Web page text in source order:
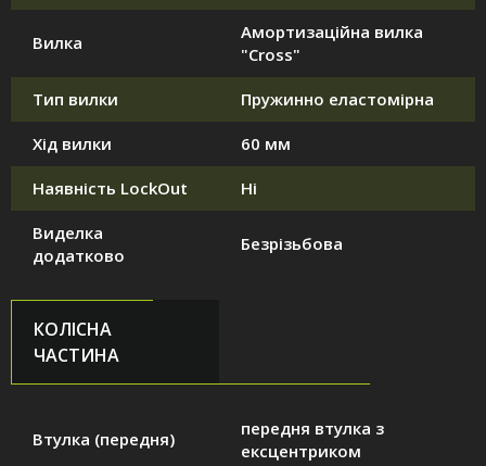
Вилка
Амортизаційна вилка
"Cross"
Тип вилки Пружинно еластомірна
Хід вилки 60 мм
Наявність LockOut Ні
Виделка
додатково
Безрізьбова
КОЛІСНА
ЧАСТИНА
Втулка (передня)
передня втулка з
ексцентриком